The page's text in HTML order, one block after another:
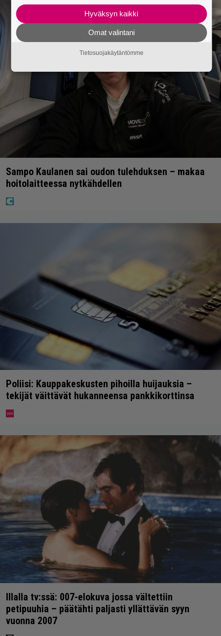
Sampo Kaulanen sai oudon tulehduksen – makaa
hoitolaitteessa nytkähdellen
Poliisi: Kauppakeskusten pihoilla huijauksia –
tekijät väittävät hukanneensa pankkikorttinsa
Illalla tv:ssä: 007-elokuva jossa vältettiin
petipuuhia – päätähti paljasti yllättävän syyn
vuonna 2007
Hyväksyn kaikki
Omat valintani
Tietosuojakäytäntömme